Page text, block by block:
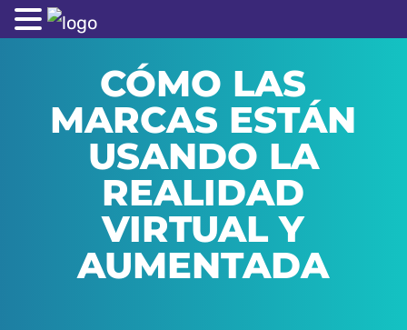
CÓMO LAS
MARCAS ESTÁN
USANDO LA
REALIDAD
VIRTUAL Y
AUMENTADA